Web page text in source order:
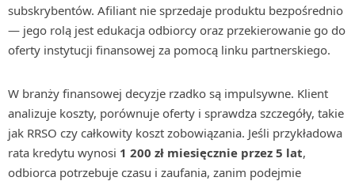
subskrybentów. Afiliant nie sprzedaje produktu bezpośrednio
— jego rolą jest edukacja odbiorcy oraz przekierowanie go do
oferty instytucji finansowej za pomocą linku partnerskiego.
W branży finansowej decyzje rzadko są impulsywne. Klient
analizuje koszty, porównuje oferty i sprawdza szczegóły, takie
jak RRSO czy całkowity koszt zobowiązania. Jeśli przykładowa
rata kredytu wynosi 1 200 zł miesięcznie przez 5 lat,
odbiorca potrzebuje czasu i zaufania, zanim podejmie